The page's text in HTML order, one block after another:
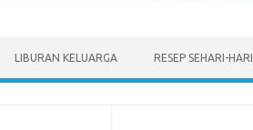
LIBURAN KELUARGA RESEP SEHARI-HARI